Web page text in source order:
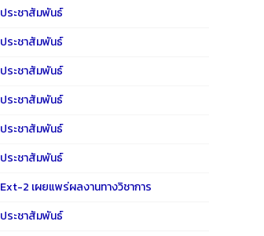
ประชาสัมพันธ์
ประชาสัมพันธ์
ประชาสัมพันธ์
ประชาสัมพันธ์
ประชาสัมพันธ์
ประชาสัมพันธ์
Ext-2 เผยแพร่ผลงานทางวิชาการ
ประชาสัมพันธ์